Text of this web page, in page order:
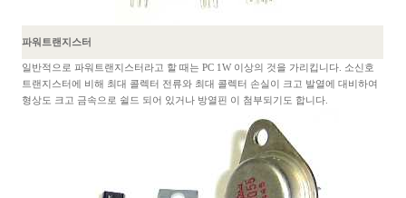
파워트랜지스터
일반적으로 파워트랜지스터라고 할 때는 PC 1W 이상의 것을 가리킵니다. 소신호
트랜지스터에 비해 최대 콜렉터 전류와 최대 콜렉터 손실이 크고 발열에 대비하여
형상도 크고 금속으로 쉴드 되어 있거나 방열핀 이 첨부되기도 합니다.